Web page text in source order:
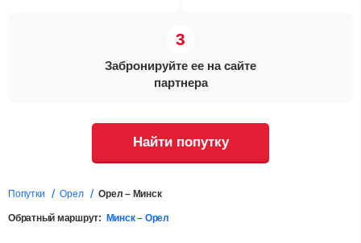
Забронируйте ее на сайте
партнера
Найти попутку
Попутки Орел Орел – Минск
Обратный маршрут: Минск – Орел